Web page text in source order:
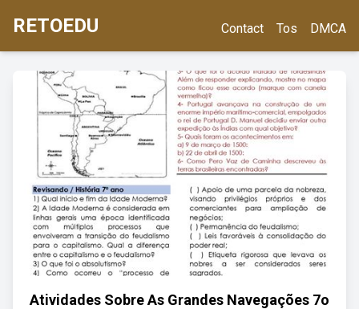
RETOEDU Contact Tos DMCA
Atividades Sobre As Grandes Navegações 7o